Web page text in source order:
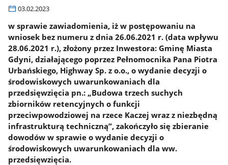
03.02.2023
w sprawie zawiadomienia, iż w postępowaniu na
wniosek bez numeru z dnia 26.06.2021 r. (data wpływu
28.06.2021 r.), złożony przez Inwestora: Gminę Miasta
Gdyni, działającego poprzez Pełnomocnika Pana Piotra
Urbańskiego, Highway Sp. z o.o., o wydanie decyzji o
środowiskowych uwarunkowaniach dla
przedsięwzięcia pn.: „Budowa trzech suchych
zbiorników retencyjnych o funkcji
przeciwpowodziowej na rzece Kaczej wraz z niezbędną
infrastrukturą techniczną”, zakończyło się zbieranie
dowodów w sprawie o wydanie decyzji o
środowiskowych uwarunkowaniach dla ww.
przedsięwzięcia.